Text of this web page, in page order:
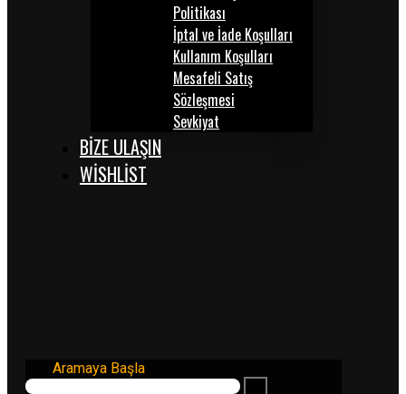
Politikası
İptal ve İade Koşulları
Kullanım Koşulları
Mesafeli Satış
Sözleşmesi
Sevkiyat
BİZE ULAŞIN
WISHLIST
Aramaya Başla